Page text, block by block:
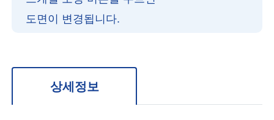
도면이 변경됩니다.
위치 이동: 우측 드래그
상세정보